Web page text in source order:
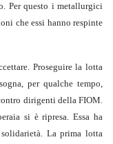
Per questo i metallurgici
che essi hanno respinte
Proseguire la lotta
per qualche tempo,
dirigenti della FIOM.
si è ripresa. Essa ha
La prima lotta